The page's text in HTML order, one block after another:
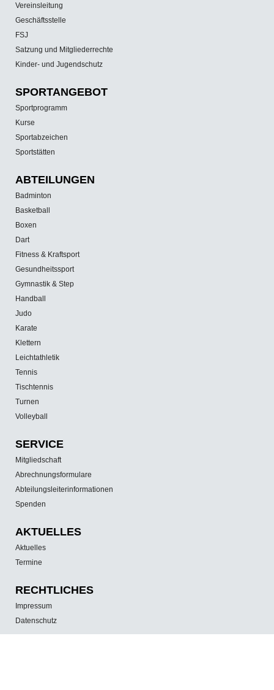
Vereinsleitung
Geschäftsstelle
FSJ
Satzung und Mitgliederrechte
Kinder- und Jugendschutz
SPORT­ANGEBOT
Sportprogramm
Kurse
Sportabzeichen
Sportstätten
ABTEILUNGEN
Badminton
Basketball
Boxen
Dart
Fitness & Kraftsport
Gesundheitssport
Gymnastik & Step
Handball
Judo
Karate
Klettern
Leichtathletik
Tennis
Tischtennis
Turnen
Volleyball
SERVICE
Mitgliedschaft
Abrechnungsformulare
Abteilungsleiterinformationen
Spenden
AKTUELLES
Aktuelles
Termine
RECHTLICHES
Impressum
Datenschutz